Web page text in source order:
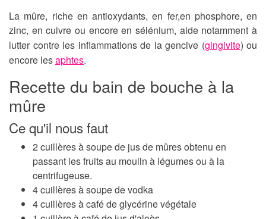
La mûre, riche en antioxydants, en fer,en phosphore, en
zinc, en cuivre ou encore en sélénium, aide notamment à
lutter contre les inflammations de la gencive (gingivite) ou
encore lesaphtes.
Recette du bain de bouche à la
mûre
Ce qu'il nous faut
2 cuillères à soupe de jus de mûres obtenu en
passant les fruits au moulin à légumes ou à la
centrifugeuse.
4 cuillères à soupe de vodka
4 cuillères à café de glycérine végétale